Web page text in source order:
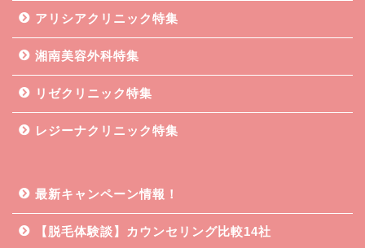
アリシアクリニック特集
湘南美容外科特集
リゼクリニック特集
レジーナクリニック特集
最新キャンペーン情報！
【脱毛体験談】カウンセリング比較14社